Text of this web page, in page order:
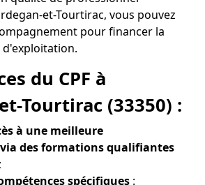
et-Tourtirac, vous pouvez
pour financer la
du CPF à
Tourtirac (33350) :
à une meilleure
des formations qualifiantes
;
spécifiques :